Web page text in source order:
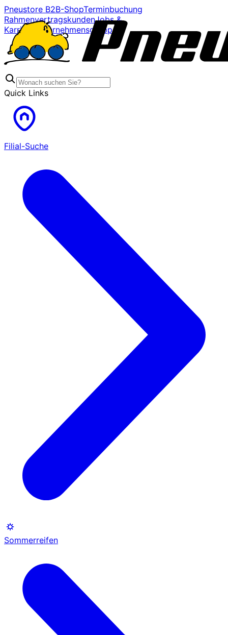
Pneustore B2B-ShopTerminbuchung
RahmenvertragskundenJobs &
Karriere
Unternehmensgruppe
Quick Links
Filial-Suche
Sommerreifen